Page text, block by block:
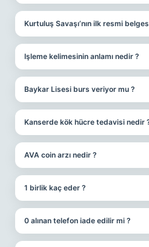
Kurtuluş Savaşı’nın ilk resmi
Işleme kelimesinin anlamı nedir ?
Baykar Lisesi burs veriyor mu ?
Kanserde kök hücre tedavisi nedir
AVA coin arzı nedir ?
1 birlik kaç eder ?
0 alınan telefon iade edilir mi ?